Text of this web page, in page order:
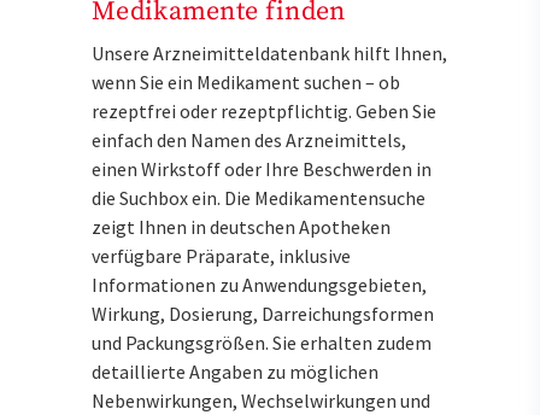
Medikamente finden
Unsere Arzneimitteldatenbank hilft Ihnen,
wenn Sie ein Medikament suchen – ob
rezeptfrei oder rezeptpflichtig. Geben Sie
einfach den Namen des Arzneimittels,
einen Wirkstoff oder Ihre Beschwerden in
die Suchbox ein. Die Medikamentensuche
zeigt Ihnen in deutschen Apotheken
verfügbare Präparate, inklusive
Informationen zu Anwendungsgebieten,
Wirkung, Dosierung, Darreichungsformen
und Packungsgrößen. Sie erhalten zudem
detaillierte Angaben zu möglichen
Nebenwirkungen, Wechselwirkungen und